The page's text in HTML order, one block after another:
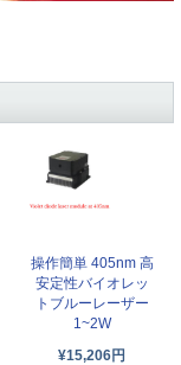
操作簡単 405nm 高
安定性バイオレッ
トブルーレーザー
1~2W
¥15,206円